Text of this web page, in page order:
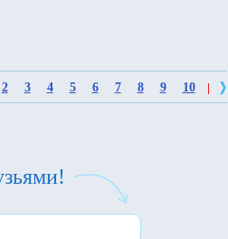
2 3 4 5 6 7 8 9 10